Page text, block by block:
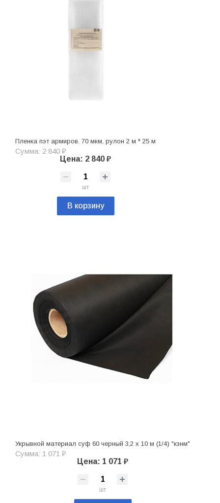
Пленка пэт армиров. 70 мкм, рулон 2 м * 25 м
Сумма: 2 840 ₽
Цена: 2 840 ₽
шт
В корзину
Укрывной материал суф 60 черный 3,2 х 10 м (1/4) "кзнм"
Сумма: 1 071 ₽
Цена: 1 071 ₽
шт